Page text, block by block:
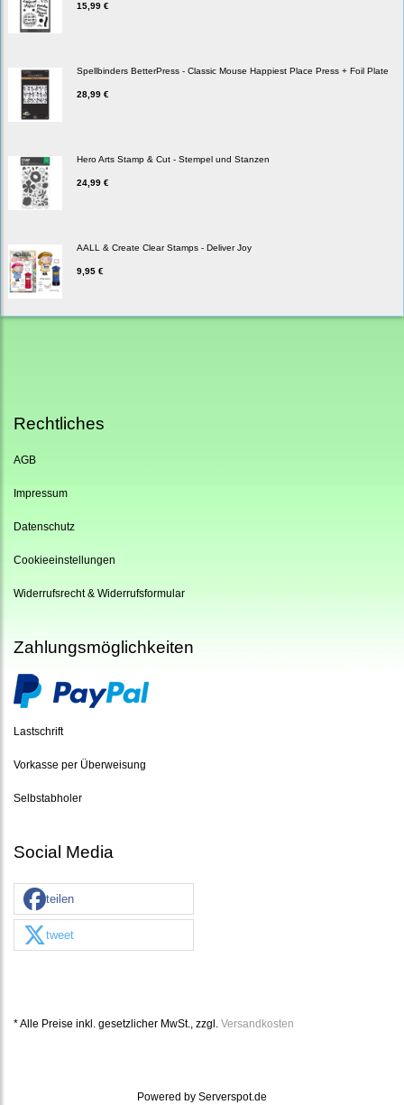
15,99 €
Spellbinders BetterPress - Classic Mouse Happiest Place Press + Foil Plate
28,99 €
Hero Arts Stamp & Cut - Stempel und Stanzen
24,99 €
AALL & Create Clear Stamps - Deliver Joy
9,95 €
Rechtliches
AGB
Impressum
Datenschutz
Cookieeinstellungen
Widerrufsrecht & Widerrufsformular
Zahlungsmöglichkeiten
Lastschrift
Vorkasse per Überweisung
Selbstabholer
Social Media
teilen
tweet
* Alle Preise inkl. gesetzlicher MwSt., zzgl. Versandkosten
Powered by Serverspot.de